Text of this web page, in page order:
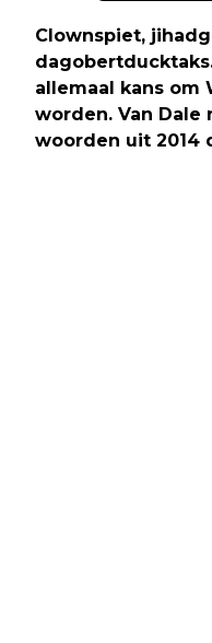
Clownspiet,
allemaal kans om
worden. Van
woorden uit 2014